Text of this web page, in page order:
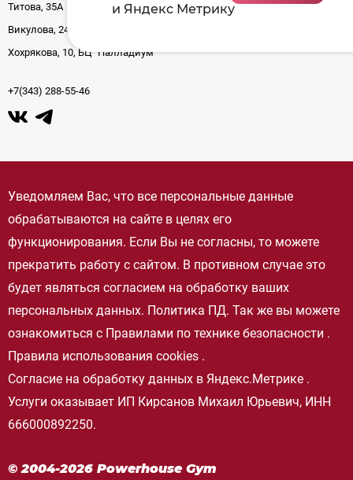
и Яндекс Метрику
Титова, 35А
Викулова, 24
Хохрякова, 10, БЦ "Палладиум"
+7(343) 288-55-46
Уведомляем Вас, что все персональные данные
обрабатываются на сайте в целях его
функционирования. Если Вы не согласны, то можете
прекратить работу с сайтом. В противном случае это
будет являться согласием на обработку ваших
персональных данных. Политика ПД. Так же вы можете
ознакомиться с Правилами по технике безопасности .
Правила использования cookies .
Согласие на обработку данных в Яндекс.Метрике .
Услуги оказывает ИП Кирсанов Михаил Юрьевич, ИНН
666000892250.
© 2004-2026 Powerhouse Gym